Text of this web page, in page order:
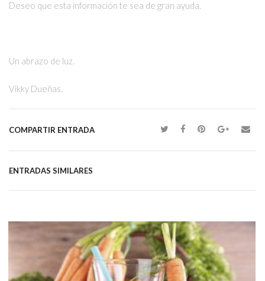
Deseo que esta información te sea de gran ayuda.
Un abrazo de luz.
Vikky Dueñas.
COMPARTIR ENTRADA
ENTRADAS SIMILARES